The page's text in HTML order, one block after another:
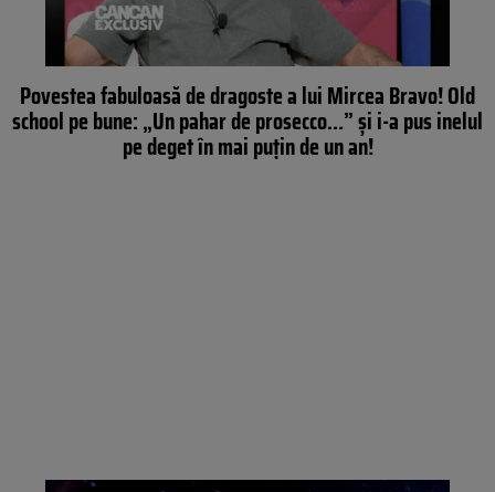
Povestea fabuloasă de dragoste a lui Mircea Bravo! Old
school pe bune: „Un pahar de prosecco…” şi i-a pus inelul
pe deget în mai puţin de un an!